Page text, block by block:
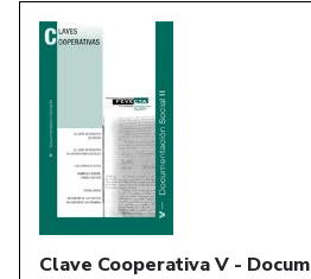
Clave Cooperativa V -